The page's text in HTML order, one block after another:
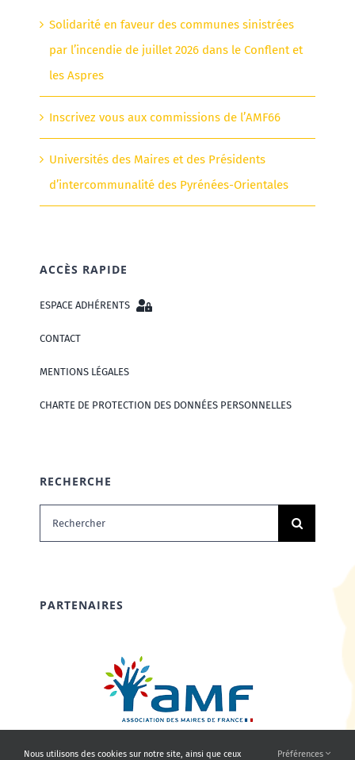
Solidarité en faveur des communes sinistrées
par l’incendie de juillet 2026 dans le Conflent et
les Aspres
Inscrivez vous aux commissions de l’AMF66
Universités des Maires et des Présidents
d’intercommunalité des Pyrénées-Orientales
ACCÈS RAPIDE
ESPACE ADHÉRENTS
CONTACT
MENTIONS LÉGALES
CHARTE DE PROTECTION DES DONNÉES PERSONNELLES
RECHERCHE
Rechercher:
PARTENAIRES
Nous utilisons des cookies sur notre site, ainsi que ceux Préférences